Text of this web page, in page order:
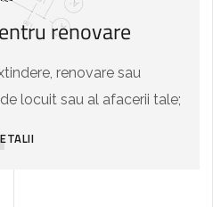
renovare
renovare sau
locuit sau al afacerii tale;